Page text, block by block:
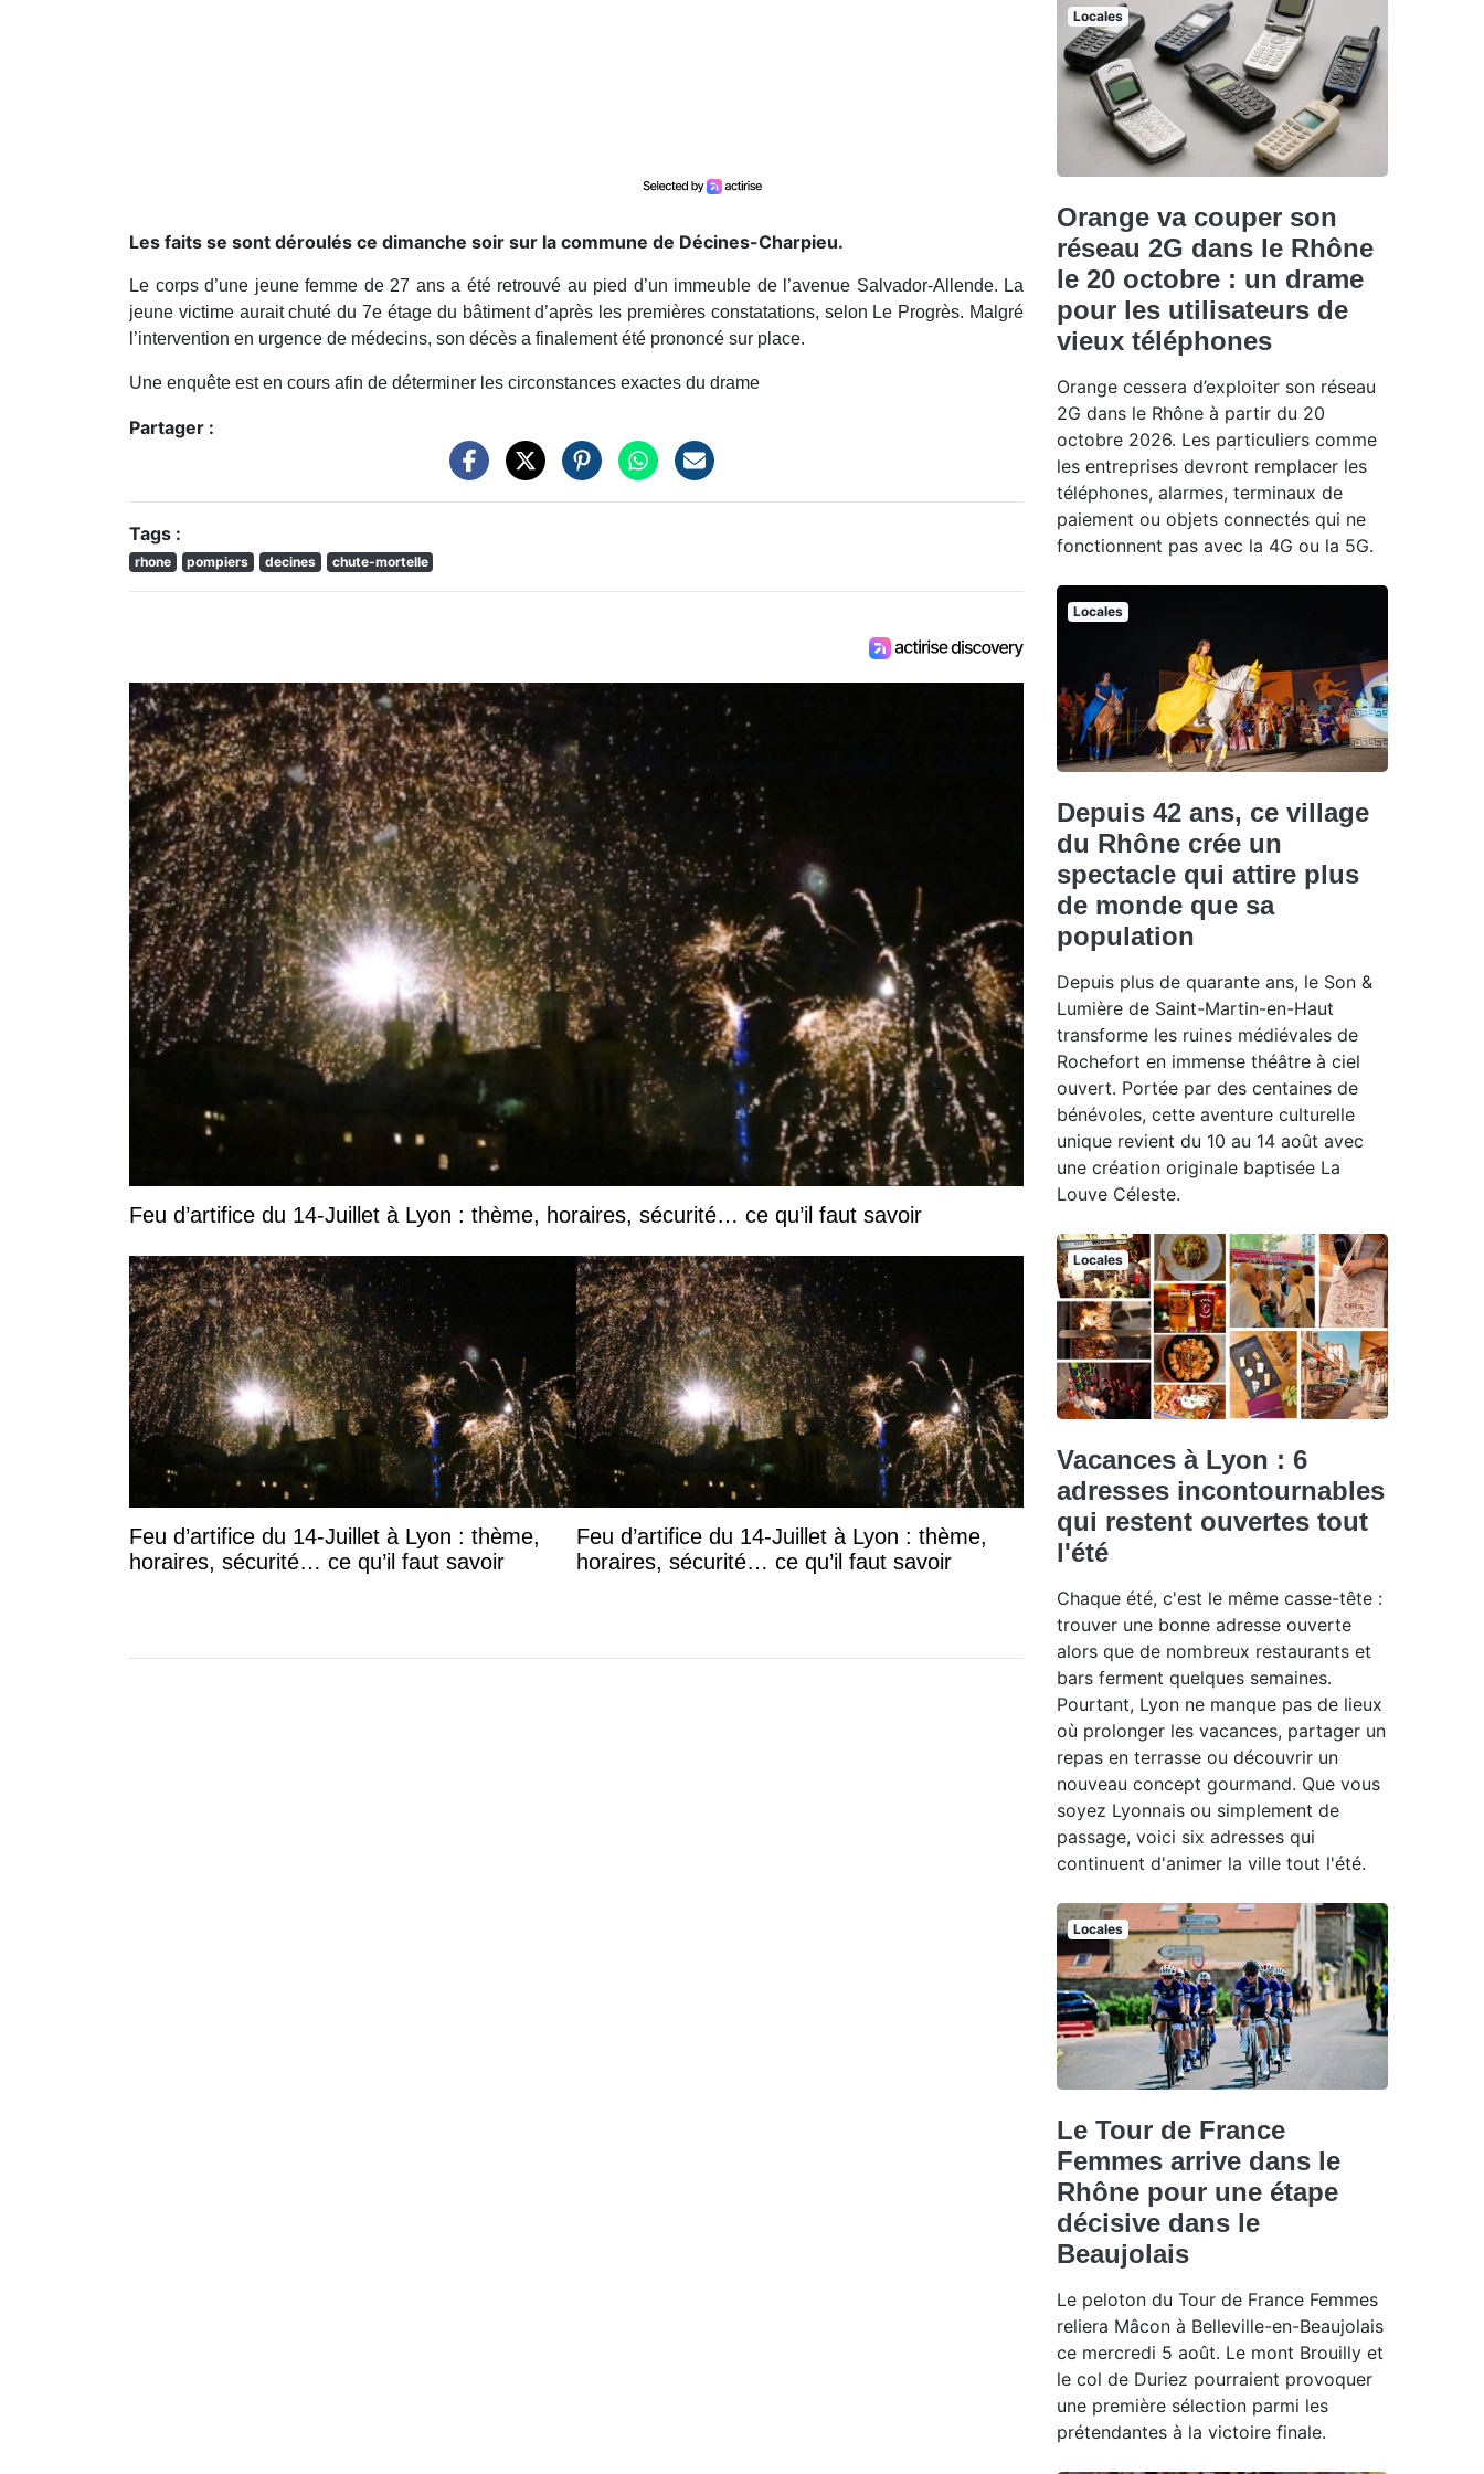
Les faits se sont déroulés ce dimanche soir sur la commune de Décines-Charpieu.
Le corps d’une jeune femme de 27 ans a été retrouvé au pied d’un immeuble de l’avenue Salvador-Allende. La
jeune victime aurait chuté du 7e étage du bâtiment d’après les premières constatations, selon Le Progrès. Malgré
l’intervention en urgence de médecins, son décès a finalement été prononcé sur place.
Une enquête est en cours afin de déterminer les circonstances exactes du drame
Partager :
Tags :
rhone pompiers decines chute-mortelle
Feu d’artifice du 14-Juillet à Lyon : thème, horaires, sécurité… ce qu’il faut savoir
Feu d’artifice du 14-Juillet à Lyon : thème,
horaires, sécurité… ce qu’il faut savoir
Feu d’artifice du 14-Juillet à Lyon : thème,
horaires, sécurité… ce qu’il faut savoir
Locales
Orange va couper son
réseau 2G dans le Rhône
le 20 octobre : un drame
pour les utilisateurs de
vieux téléphones
Orange cessera d’exploiter son réseau
2G dans le Rhône à partir du 20
octobre 2026. Les particuliers comme
les entreprises devront remplacer les
téléphones, alarmes, terminaux de
paiement ou objets connectés qui ne
fonctionnent pas avec la 4G ou la 5G.
Locales
Depuis 42 ans, ce village
du Rhône crée un
spectacle qui attire plus
de monde que sa
population
Depuis plus de quarante ans, le Son &
Lumière de Saint-Martin-en-Haut
transforme les ruines médiévales de
Rochefort en immense théâtre à ciel
ouvert. Portée par des centaines de
bénévoles, cette aventure culturelle
unique revient du 10 au 14 août avec
une création originale baptisée La
Louve Céleste.
Locales
Vacances à Lyon : 6
adresses incontournables
qui restent ouvertes tout
l'été
Chaque été, c'est le même casse-tête :
trouver une bonne adresse ouverte
alors que de nombreux restaurants et
bars ferment quelques semaines.
Pourtant, Lyon ne manque pas de lieux
où prolonger les vacances, partager un
repas en terrasse ou découvrir un
nouveau concept gourmand. Que vous
soyez Lyonnais ou simplement de
passage, voici six adresses qui
continuent d'animer la ville tout l'été.
Locales
Le Tour de France
Femmes arrive dans le
Rhône pour une étape
décisive dans le
Beaujolais
Le peloton du Tour de France Femmes
reliera Mâcon à Belleville-en-Beaujolais
ce mercredi 5 août. Le mont Brouilly et
le col de Duriez pourraient provoquer
une première sélection parmi les
prétendantes à la victoire finale.